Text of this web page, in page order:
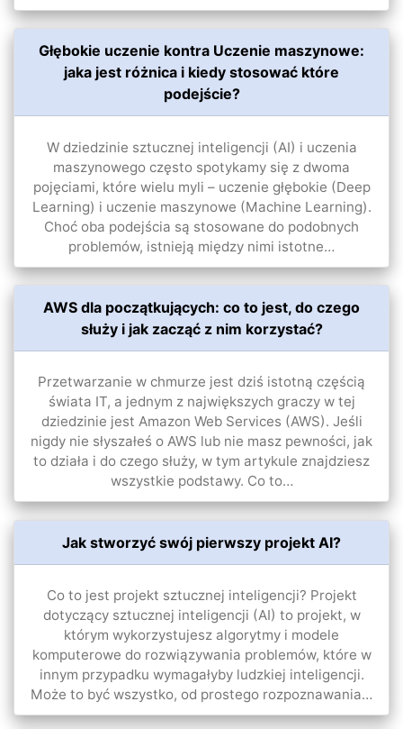
Głębokie uczenie kontra Uczenie maszynowe:
jaka jest różnica i kiedy stosować które
podejście?
W dziedzinie sztucznej inteligencji (AI) i uczenia
maszynowego często spotykamy się z dwoma
pojęciami, które wielu myli – uczenie głębokie (Deep
Learning) i uczenie maszynowe (Machine Learning).
Choć oba podejścia są stosowane do podobnych
problemów, istnieją między nimi istotne…
AWS dla początkujących: co to jest, do czego
służy i jak zacząć z nim korzystać?
Przetwarzanie w chmurze jest dziś istotną częścią
świata IT, a jednym z największych graczy w tej
dziedzinie jest Amazon Web Services (AWS). Jeśli
nigdy nie słyszałeś o AWS lub nie masz pewności, jak
to działa i do czego służy, w tym artykule znajdziesz
wszystkie podstawy. Co to…
Jak stworzyć swój pierwszy projekt AI?
Co to jest projekt sztucznej inteligencji? Projekt
dotyczący sztucznej inteligencji (AI) to projekt, w
którym wykorzystujesz algorytmy i modele
komputerowe do rozwiązywania problemów, które w
innym przypadku wymagałyby ludzkiej inteligencji.
Może to być wszystko, od prostego rozpoznawania…